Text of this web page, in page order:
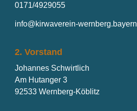
0171/4929055
info@kirwaverein-wernberg.bayern
2. Vorstand
Johannes Schwirtlich
Am Hutanger 3
92533 Wernberg-Köblitz